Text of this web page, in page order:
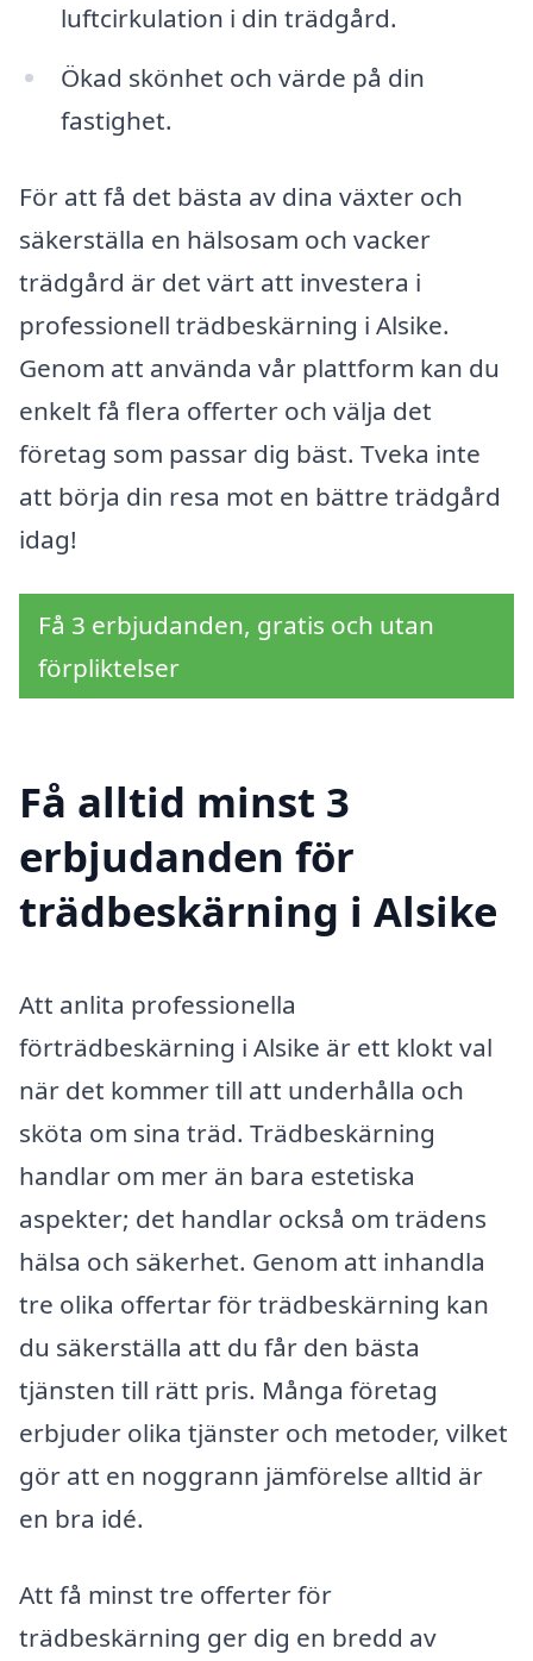
luftcirkulation i din trädgård.
Ökad skönhet och värde på din
fastighet.
För att få det bästa av dina växter och
säkerställa en hälsosam och vacker
trädgård är det värt att investera i
professionell trädbeskärning i Alsike.
Genom att använda vår plattform kan du
enkelt få flera offerter och välja det
företag som passar dig bäst. Tveka inte
att börja din resa mot en bättre trädgård
idag!
Få 3 erbjudanden, gratis och utan
förpliktelser
Få alltid minst 3
erbjudanden för
trädbeskärning i Alsike
Att anlita professionella
förträdbeskärning i Alsike är ett klokt val
när det kommer till att underhålla och
sköta om sina träd. Trädbeskärning
handlar om mer än bara estetiska
aspekter; det handlar också om trädens
hälsa och säkerhet. Genom att inhandla
tre olika offertar för trädbeskärning kan
du säkerställa att du får den bästa
tjänsten till rätt pris. Många företag
erbjuder olika tjänster och metoder, vilket
gör att en noggrann jämförelse alltid är
en bra idé.
Att få minst tre offerter för
trädbeskärning ger dig en bredd av